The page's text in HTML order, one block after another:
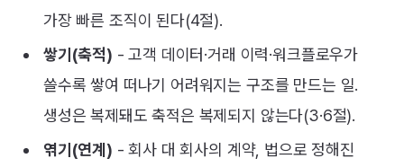
가장 빠른 조직이 된다(4절).
쌓기(축적) - 고객 데이터·거래 이력·워크플로우가
쓸수록 쌓여 떠나기 어려워지는 구조를 만드는 일.
생성은 복제돼도 축적은 복제되지 않는다(3·6절).
엮기(연계) - 회사 대 회사의 계약, 법으로 정해진